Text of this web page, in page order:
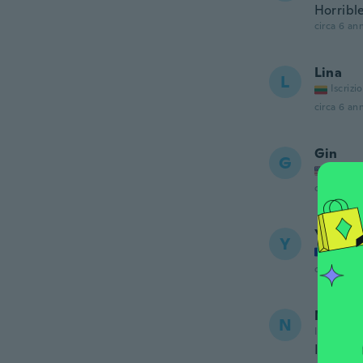
Horrible
circa 6
L Lina
circa 6
G Gin
circa 6
Y Yamina
circa 6
N Iscrizione
I